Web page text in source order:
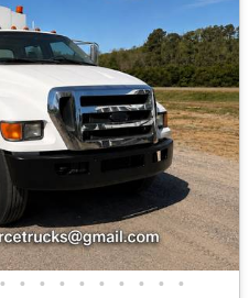
• • • • • • • • • •